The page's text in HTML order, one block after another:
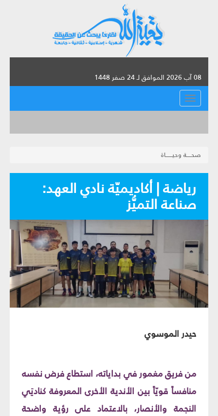
08 آب 2026 الموافق لـ 24 صفر 1448
القائمة
صحـــــة وحيـــــــاة
رياضة | أكاديميّة نادي العهد:
صناعة التميُّز
حيدر الموسوي
من فريق مغمور في بداياته، استطاع فرض نفسه
منافساً قويّاً بين الأندية الأخرى المعروفة كناديَي
النجمة والأنصار، بالاعتماد على رؤية واضحة